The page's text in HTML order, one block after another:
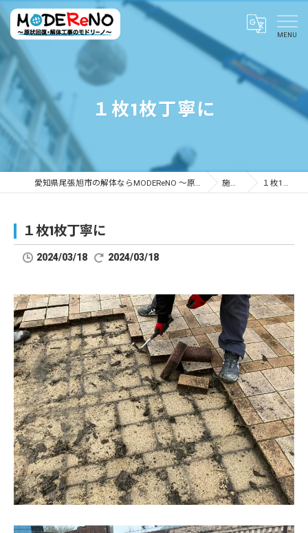
１枚1枚丁寧に
愛知県尾張旭市の解体ならMODEReNO ～原状回復・解体工事のモドリーノ～ 施工事例 １枚1枚丁寧に
１枚1枚丁寧に
2024/03/18 2024/03/18